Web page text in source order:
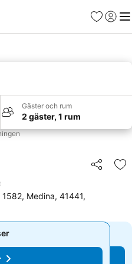
Favoriter
Logga
Gäster och rum
2 gäster, 1 rum
Dela
1582, Medina, 41441,